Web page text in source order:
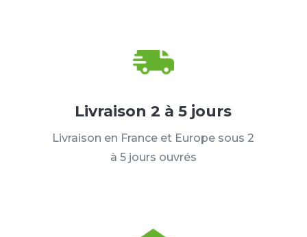
Livraison 2 à 5 jours
Livraison en France et Europe sous 2
à 5 jours ouvrés